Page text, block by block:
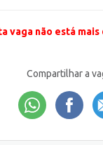
vaga não está
Compartilhar a